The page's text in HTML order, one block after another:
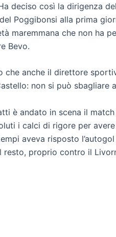
deciso così la dirigenza del
Poggibonsi alla prima
maremmana che non ha
Bevo.
che anche il direttore
non si può sbagliare
è andato in scena il
i calci di rigore per
aveva risposto
proprio contro il